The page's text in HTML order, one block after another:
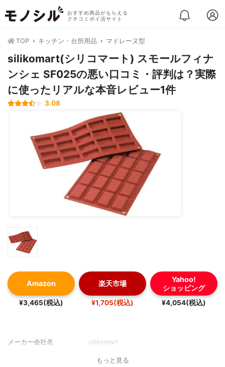
おすすめ商品がもらえる
クチコミポイ活サイト
TOP キッチン・台所用品 マドレーヌ型
silikomart(シリコマート) スモールフィナ
ンシェ SF025の悪い口コミ・評判は？実際
に使ったリアルな本音レビュー1件
3.08
Amazon
¥3,465(税込)
楽天市場
¥1,705(税込)
Yahoo!
ショッピング
¥4,054(税込)
メーカー会社名 silikomart
もっと見る